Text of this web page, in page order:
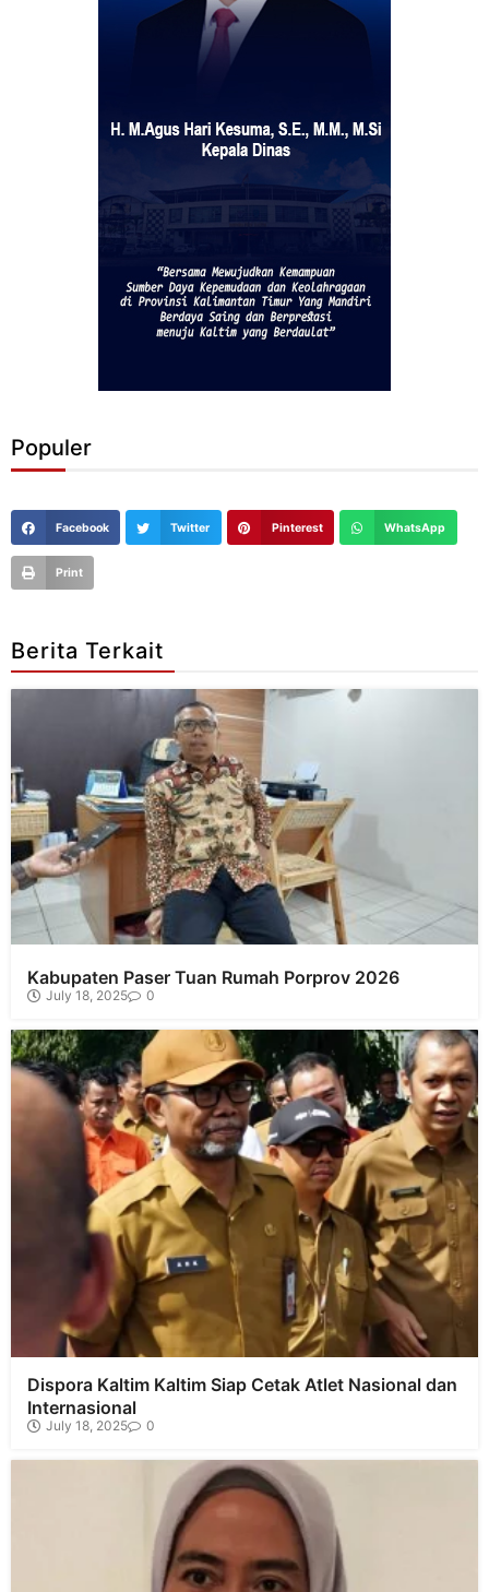
Populer
Facebook Twitter Pinterest WhatsApp
Print
Berita Terkait
Kabupaten Paser Tuan Rumah Porprov 2026
July 18, 2025 0
Dispora Kaltim Kaltim Siap Cetak Atlet Nasional dan
Internasional
July 18, 2025 0